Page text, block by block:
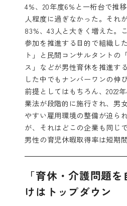
4%、20年度6%と一桁台で推
人程度に過ぎなかった。それ
83%、43人と大きく増えた。
参加を推進する目的で組織し
ト」と民間コンサルタントの
ス」などが男性育休を推進する
した中でもナンバーワンの伸び
前提としてはもちろん、2022
業法が段階的に施行され、男
やすい雇用環境の整備が迫ら
が、それはどこの企業も同じ
男性の育児休暇取得率は短期
「育休・介護問題
けはトップダウン